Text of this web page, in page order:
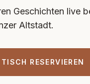
Geschichten live
Altstadt.
TISCH RESERVIEREN